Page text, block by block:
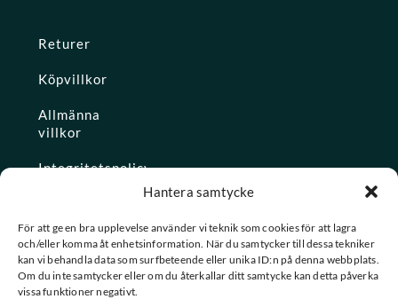
Hantera samtycke
För att ge en bra upplevelse använder vi teknik som cookies för att lagra
och/eller komma åt enhetsinformation. När du samtycker till dessa tekniker
kan vi behandla data som surfbeteende eller unika ID:n på denna webbplats.
Om du inte samtycker eller om du återkallar ditt samtycke kan detta påverka
vissa funktioner negativt.
Returer
Köpvillkor
Allmänna
villkor
Integritetspolicy
Konto